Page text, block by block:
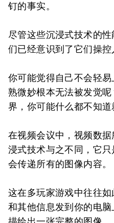
钉的事实。
尽管这些沉浸式技术的
们已经意识到了它们操控
你可能觉得自己不会轻
熟微妙根本无法被发觉
界，你可能什么都不知道
在视频会议中，视频数
浸式技术与之不同，它
会传递所有的图像内容。
这在多玩家游戏中往往
和其他信息发到你的电